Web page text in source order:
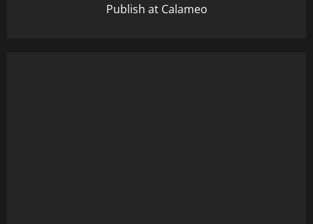
Publish at Calameo